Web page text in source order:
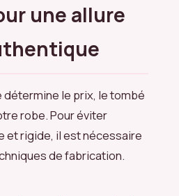
une allure
détermine le prix, le tombé
robe. Pour éviter
et rigide, il est nécessaire
de fabrication.